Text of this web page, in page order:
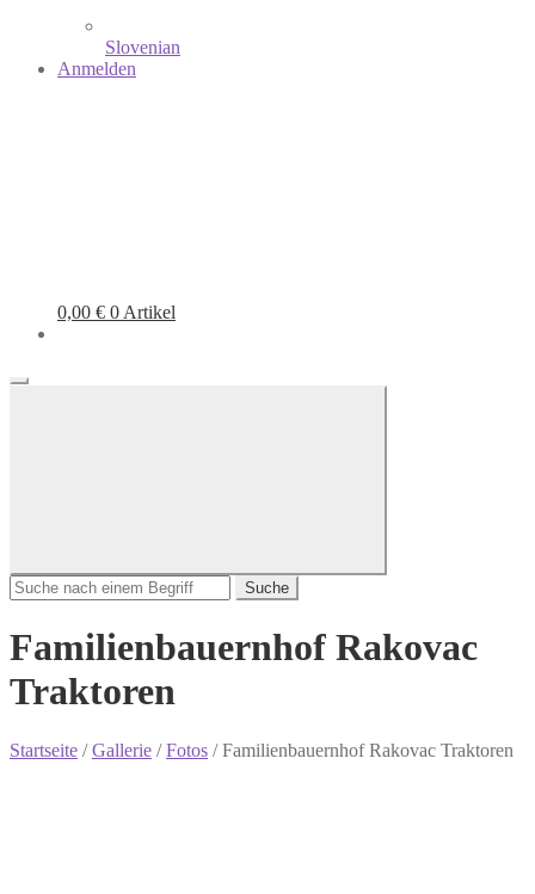
Slovenian
Anmelden
0,00 € 0 Artikel
Suche
Familienbauernhof Rakovac
Traktoren
Startseite /Gallerie /Fotos /Familienbauernhof Rakovac Traktoren